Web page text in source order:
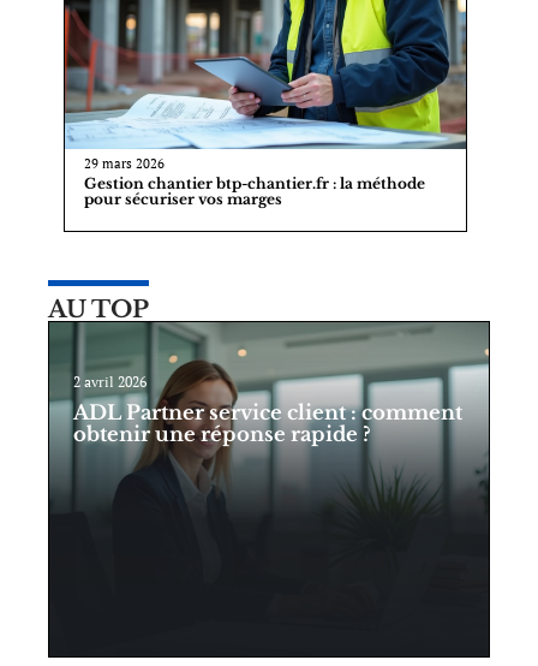
29 mars 2026
Gestion chantier btp-chantier.fr : la méthode
pour sécuriser vos marges
AU TOP
2 avril 2026
ADL Partner service client : comment
obtenir une réponse rapide ?